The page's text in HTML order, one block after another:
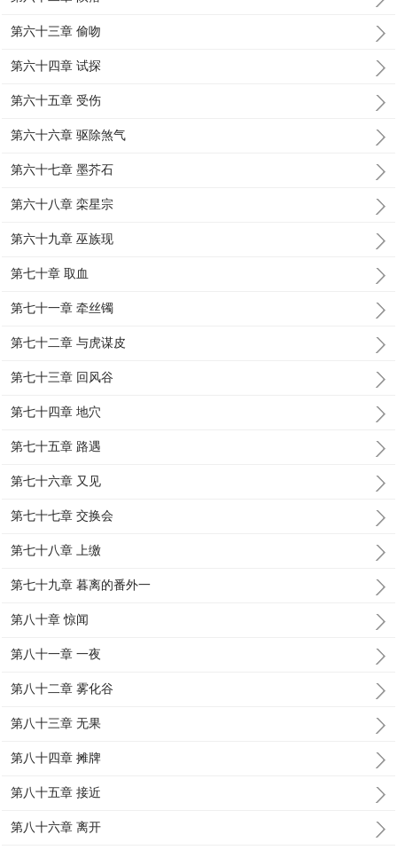
第六十三章 偷吻
第六十四章 试探
第六十五章 受伤
第六十六章 驱除煞气
第六十七章 墨芥石
第六十八章 栾星宗
第六十九章 巫族现
第七十章 取血
第七十一章 牵丝镯
第七十二章 与虎谋皮
第七十三章 回风谷
第七十四章 地穴
第七十五章 路遇
第七十六章 又见
第七十七章 交换会
第七十八章 上缴
第七十九章 暮离的番外一
第八十章 惊闻
第八十一章 一夜
第八十二章 雾化谷
第八十三章 无果
第八十四章 摊牌
第八十五章 接近
第八十六章 离开